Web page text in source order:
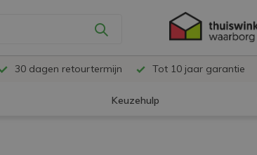
30 dagen retourtermijn Tot 10 jaar garantie
Keuzehulp